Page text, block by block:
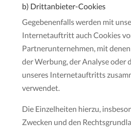
b) Drittanbieter-Cookies
Gegebenenfalls werden mit
Internetauftritt auch Cookies
Partnerunternehmen, mit
der Werbung, der Analyse oder
unseres Internetauftritts
verwendet.
Die Einzelheiten hierzu,
Zwecken und den